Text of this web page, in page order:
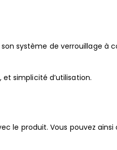
système de verrouillage
et simplicité d’utilisation.
le produit. Vous pouvez